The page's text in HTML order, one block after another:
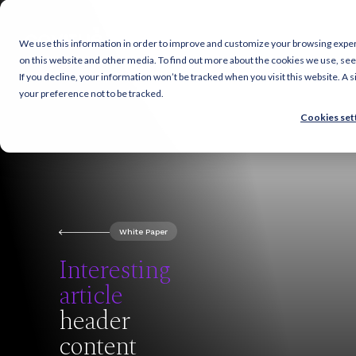
We use this information in order to improve and customize your browsing
on this website and other media. To find out more about the cookies we use,
If you decline, your information won’t be tracked when you visit this website.
your preference not to be tracked.
Cookies
White Paper
Interesting
article
header
content